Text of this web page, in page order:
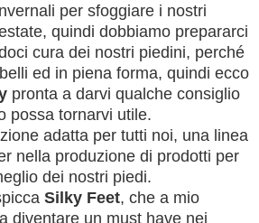
per sfoggiare i nostri
quindi dobbiamo prepararci
cura dei nostri piedini, perché
ed in piena forma, quindi ecco
pronta a darvi qualche consiglio
possa tornarvi utile.
adatta per tutti noi, una linea
nella produzione di prodotti per
dei nostri piedi.
Silky Feet, che a mio
diventare un must have nei